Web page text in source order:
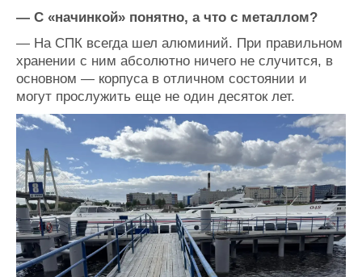
— С «начинкой» понятно, а что с металлом?
— На СПК всегда шел алюминий. При правильном
хранении с ним абсолютно ничего не случится, в
основном — корпуса в отличном состоянии и
могут прослужить еще не один десяток лет.